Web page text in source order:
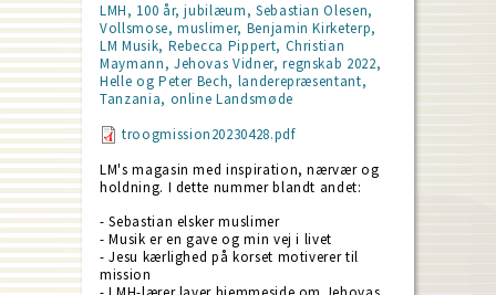
LMH, 100 år, jubilæum, Sebastian Olesen,
Vollsmose, muslimer, Benjamin Kirketerp,
LM Musik, Rebecca Pippert, Christian
Maymann, Jehovas Vidner, regnskab 2022,
Helle og Peter Bech, landerepræsentant,
Tanzania, online Landsmøde
troogmission20230428.pdf
LM's magasin med inspiration, nærvær og
holdning. I dette nummer blandt andet:
- Sebastian elsker muslimer
- Musik er en gave og min vej i livet
- Jesu kærlighed på korset motiverer til
mission